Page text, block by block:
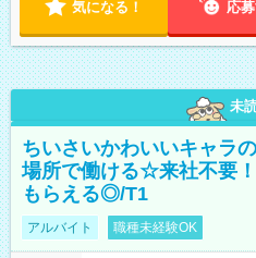
気になる！ 応
未
ちいさいかわいいキャラ
場所で働ける☆来社不要
もらえる◎/T1
アルバイト 職種未経験OK